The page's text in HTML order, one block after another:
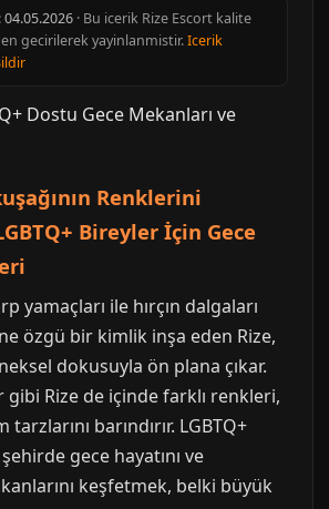
04.05.2026 · Bu icerik Rize Escort kalite
gecirilerek yayinlanmistir.Icerik
Renklerini
Bireyler İçin Gece
yamaçları ile hırçın dalgaları
özgü bir kimlik inşa eden Rize,
dokusuyla ön plana çıkar.
gibi Rize de içinde farklı renkleri,
barındırır. LGBTQ+
gece hayatını ve
keşfetmek, belki büyük